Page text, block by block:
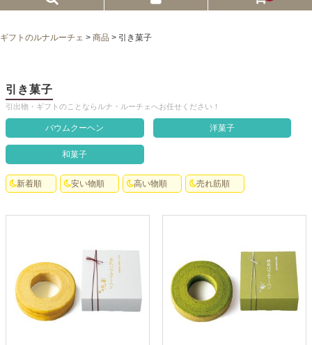
ウェイトドール
子育て卒業証書
ウェルカムボード
クロックギフト
ペーパーアイテム
引出物ギフト
カタログギフト
ギフトのルナルーチェ > 商品 > 引き菓子
引き菓子
引出物・ギフトのことならルナ・ルーチェへお任せください！
バウムクーヘン 洋菓子
和菓子
新着順 安い物順 高い物順 売れ筋順